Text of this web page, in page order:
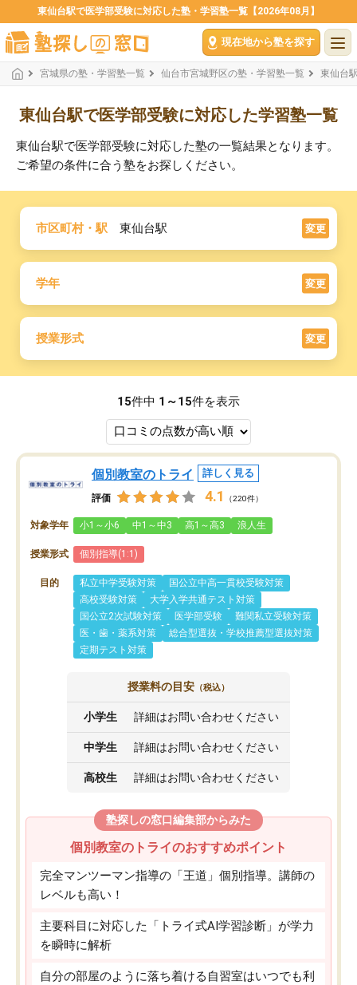
東仙台駅で医学部受験に対応した塾・学習塾一覧【2026年08月】
現在地から塾を探す
宮城県の塾・学習塾一覧 仙台市宮城野区の塾・学習塾一覧 東仙台
東仙台駅で医学部受験に対応した学習塾一覧
東仙台駅で医学部受験に対応した塾の一覧結果となります。
ご希望の条件に合う塾をお探しください。
市区町村・駅 東仙台駅 変更
学年 変更
授業形式 変更
15件中 1～15件を表示
個別教室のトライ 詳しく見る
評価 4.1 （220件）
対象学年 小1～小6 中1～中3 高1～高3 浪人生
授業形式 個別指導(1:1)
目的 私立中学受験対策
国公立中高一貫校受験対策
高校受験対策
大学入学共通テスト対策
国公立2次試験対策
医学部受験
難関私立受験対策
医・歯・薬系対策
総合型選抜・学校推薦型選抜対策
定期テスト対策
授業料の目安 （税込）
小学生 詳細はお問い合わせください
中学生 詳細はお問い合わせください
高校生 詳細はお問い合わせください
塾探しの窓口編集部からみた
個別教室のトライのおすすめポイント
完全マンツーマン指導の「王道」個別指導。講師の
レベルも高い！
主要科目に対応した「トライ式AI学習診断」が学力
を瞬時に解析
自分の部屋のように落ち着ける自習室はいつでも利